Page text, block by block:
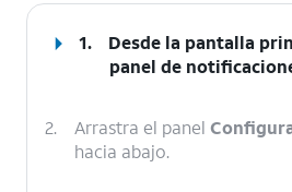
1.
Desde la pantalla
panel de
2. Arrastra el panel
hacia abajo.